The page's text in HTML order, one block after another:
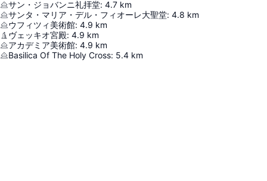
サン・ジョバンニ礼拝堂: 4.7 km
サンタ・マリア・デル・フィオーレ大聖堂: 4.8 km
ウフィツィ美術館: 4.9 km
ヴェッキオ宮殿: 4.9 km
アカデミア美術館: 4.9 km
Basilica Of The Holy Cross: 5.4 km